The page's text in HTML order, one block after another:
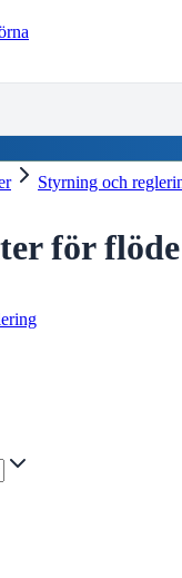
Styrning och
för flöde